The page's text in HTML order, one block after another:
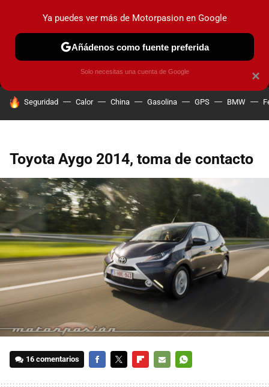
MENÚ NUEVO
COCHES ELÉCTRICOS OBSERVATORIO
HOY SE HABLA DE
Seguridad Calor China Gasolina GPS BMW
Toyota Aygo 2014, toma de contacto
16 comentarios
×
Ya puedes ver más de Motorpasion en Google
Añádenos como fuente preferida
Solo necesitas una cuenta de Google